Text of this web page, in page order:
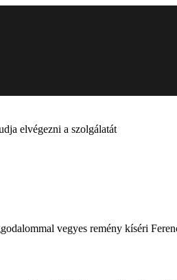
elvégezni a szolgálatát
vegyes remény kíséri